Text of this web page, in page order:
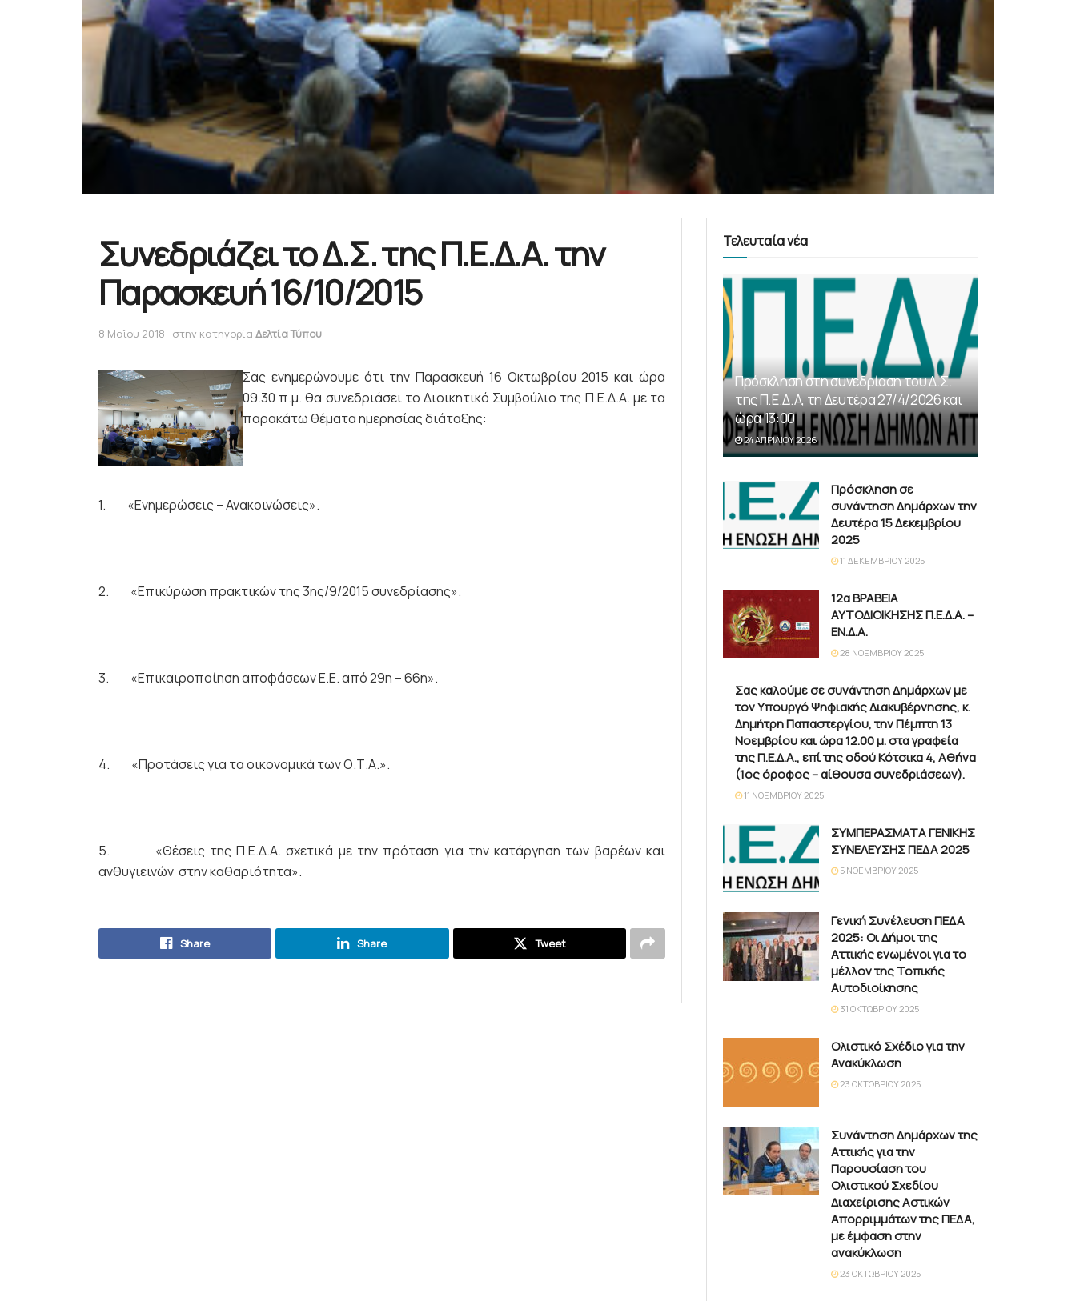
Συνεδριάζει το Δ.Σ. της Π.Ε.Δ.Α. την
Παρασκευή 16/10/2015
8 Μαΐου 2018 στην κατηγορία Δελτία Τύπου
Σας ενημερώνουμε ότι την Παρασκευή 16 Οκτωβρίου 2015 και ώρα
09.30 π.μ. θα συνεδριάσει το Διοικητικό Συμβούλιο της Π.Ε.Δ.Α. με τα
παρακάτω θέματα ημερησίας διάταξης:
1. «Ενημερώσεις – Ανακοινώσεις».
2. «Επικύρωση πρακτικών της 3ης/9/2015 συνεδρίασης».
3. «Επικαιροποίηση αποφάσεων Ε.Ε. από 29η – 66η».
4. «Προτάσεις για τα οικονομικά των Ο.Τ.Α.».
5. «Θέσεις της Π.Ε.Δ.Α. σχετικά με την πρόταση για την κατάργηση των βαρέων και
ανθυγιεινών στην καθαριότητα».
Share Share Tweet
Τελευταία νέα
Πρόσκληση στη συνεδρίαση του Δ.Σ.
της Π.Ε.Δ.Α, τη Δευτέρα 27/4/2026 και
ώρα 13:00
24 ΑΠΡΙΛΊΟΥ 2026
Πρόσκληση σε
συνάντηση Δημάρχων την
Δευτέρα 15 Δεκεμβρίου
2025
11 ΔΕΚΕΜΒΡΊΟΥ 2025
12α ΒΡΑΒΕΙΑ
ΑΥΤΟΔΙΟΙΚΗΣΗΣ Π.Ε.Δ.Α. –
ΕΝ.Δ.Α.
28 ΝΟΕΜΒΡΊΟΥ 2025
Σας καλούμε σε συνάντηση Δημάρχων με
τον Υπουργό Ψηφιακής Διακυβέρνησης, κ.
Δημήτρη Παπαστεργίου, την Πέμπτη 13
Νοεμβρίου και ώρα 12.00 μ. στα γραφεία
της Π.Ε.Δ.Α., επί της οδού Κότσικα 4, Αθήνα
(1ος όροφος – αίθουσα συνεδριάσεων).
11 ΝΟΕΜΒΡΊΟΥ 2025
ΣΥΜΠΕΡΑΣΜΑΤΑ ΓΕΝΙΚΗΣ
ΣΥΝΕΛΕΥΣΗΣ ΠΕΔΑ 2025
5 ΝΟΕΜΒΡΊΟΥ 2025
Γενική Συνέλευση ΠΕΔΑ
2025: Οι Δήμοι της
Αττικής ενωμένοι για το
μέλλον της Τοπικής
Αυτοδιοίκησης
31 ΟΚΤΩΒΡΊΟΥ 2025
Ολιστικό Σχέδιο για την
Ανακύκλωση
23 ΟΚΤΩΒΡΊΟΥ 2025
Συνάντηση Δημάρχων της
Αττικής για την
Παρουσίαση του
Ολιστικού Σχεδίου
Διαχείρισης Αστικών
Απορριμμάτων της ΠΕΔΑ,
με έμφαση στην
ανακύκλωση
23 ΟΚΤΩΒΡΊΟΥ 2025